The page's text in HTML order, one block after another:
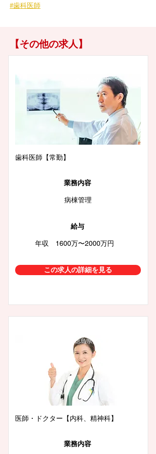
#歯科医師
【その他の求人】
徳島県徳島市
歯科医師【常勤】
業務内容
病棟管理
給与
年収 1600万〜2000万円
この求人の詳細を見る
徳島県徳島市
医師・ドクター【内科、精神科】
業務内容